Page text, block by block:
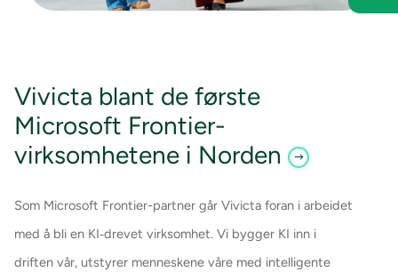
Vivicta blant de første
Microsoft Frontier-
virksomhetene i Norden
Som Microsoft Frontier-partner går Vivicta foran i arbeidet
med å bli en KI‑drevet virksomhet. Vi bygger KI inn i
driften vår, utstyrer menneskene våre med intelligente